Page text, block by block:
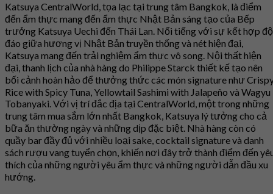
Katsuya CentralWorld, tọa lạc tại trung tâm Bangkok, là điểm
đến ẩm thực mang đến ẩm thực Nhật Bản sáng tạo của Bếp
trưởng Katsuya Uechi đến Thái Lan. Nổi tiếng với sự kết hợp
đáo giữa hương vị Nhật Bản truyền thống và nét hiện đại,
Katsuya mang đến trải nghiệm ẩm thực vô song. Nội thất hiện
đại, thanh lịch của nhà hàng do Philippe Starck thiết kế tạo nên
bối cảnh hoàn hảo để thưởng thức các món signature như
Rice with Spicy Tuna, Yellowtail Sashimi with Jalapeño và Wagyu
Tobanyaki. Với vị trí đắc địa tại CentralWorld, một trong những
trung tâm mua sắm lớn nhất Bangkok, Katsuya lý tưởng cho cả
bữa ăn thường ngày và những dịp đặc biệt. Nhà hàng còn có
quầy bar đầy đủ với nhiều loại sake, cocktail signature và danh
sách rượu vang tuyển chọn, khiến nơi đây trở thành điểm đến
thích của những người yêu ẩm thực và những người dẫn đầu xu
hướng.